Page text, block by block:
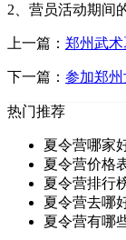
2、营员活动期间
上一篇： 郑州武
下一篇： 参加郑
热门推荐
夏令营哪家
夏令营价格
夏令营排行
夏令营去哪
夏令营有哪